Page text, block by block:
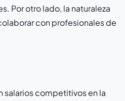
Por otro lado, la naturaleza
con profesionales de
salarios competitivos en la